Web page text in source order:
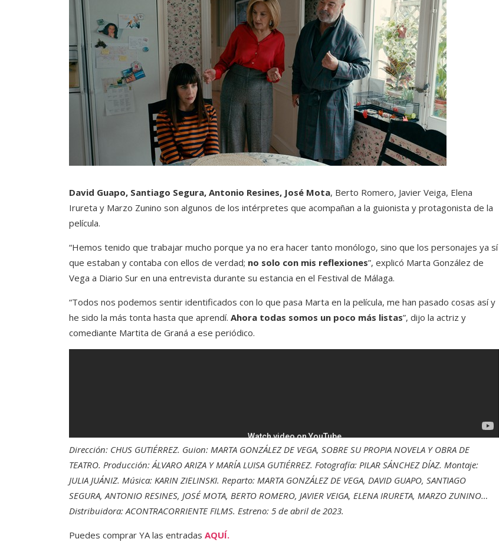
David Guapo, Santiago Segura, Antonio Resines, José Mota, Berto Romero, Javier Veiga, Elena
Irureta y Marzo Zunino son algunos de los intérpretes que acompañan a la guionista y protagonista de la
película.
“Hemos tenido que trabajar mucho porque ya no era hacer tanto monólogo, sino que los personajes ya sí
que estaban y contaba con ellos de verdad; no solo con mis reflexiones”, explicó Marta González de
Vega a Diario Sur en una entrevista durante su estancia en el Festival de Málaga.
“Todos nos podemos sentir identificados con lo que pasa Marta en la película, me han pasado cosas así y
he sido la más tonta hasta que aprendí. Ahora todas somos un poco más listas”, dijo la actriz y
comediante Martita de Graná a ese periódico.
Dirección: CHUS GUTIÉRREZ. Guion: MARTA GONZÁLEZ DE VEGA, SOBRE SU PROPIA NOVELA Y OBRA DE
TEATRO. Producción: ÁLVARO ARIZA Y MARÍA LUISA GUTIÉRREZ. Fotografía: PILAR SÁNCHEZ DÍAZ. Montaje:
JULIA JUÁNIZ. Música: KARIN ZIELINSKI. Reparto: MARTA GONZÁLEZ DE VEGA, DAVID GUAPO, SANTIAGO
SEGURA, ANTONIO RESINES, JOSÉ MOTA, BERTO ROMERO, JAVIER VEIGA, ELENA IRURETA, MARZO ZUNINO…
Distribuidora: ACONTRACORRIENTE FILMS. Estreno: 5 de abril de 2023.
Puedes comprar YA las entradas AQUÍ.